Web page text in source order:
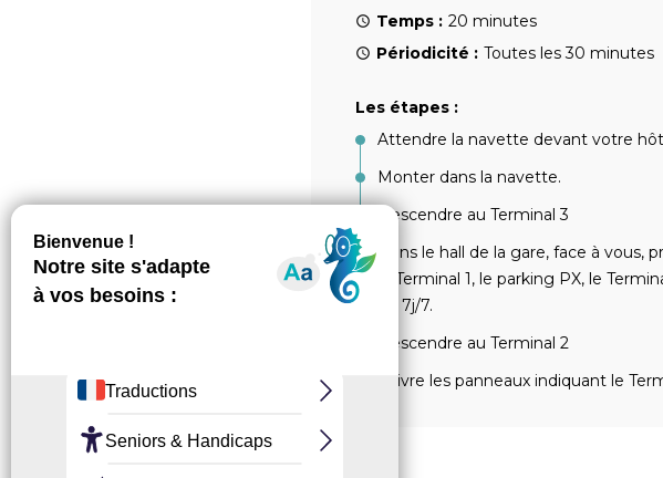
Temps : 20 minutes
Périodicité : Toutes les 30 minutes
Les étapes :
Attendre la navette devant votre
Monter dans la navette.
Descendre au Terminal 3
Dans le hall de la gare, face à
le Terminal 1, le parking PX, le
1h, 7j/7.
Descendre au Terminal 2
Suivre les panneaux indiquant le